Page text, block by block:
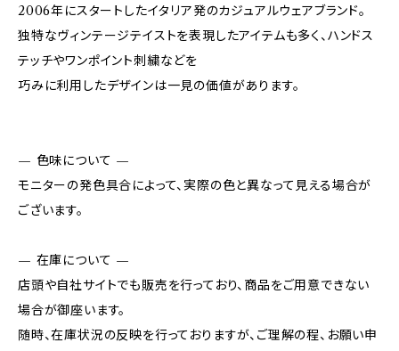
2006年にスタートしたイタリア発のカジュアルウェアブランド。
独特なヴィンテージテイストを表現したアイテムも多く、ハンドス
テッチやワンポイント刺繍などを
巧みに利用したデザインは一見の価値があります。
— 色味について —
モニターの発色具合によって、実際の色と異なって見える場合が
ございます。
— 在庫について —
店頭や自社サイトでも販売を行っており、商品をご用意できない
場合が御座います。
随時、在庫状況の反映を行っておりますが、ご理解の程、お願い申